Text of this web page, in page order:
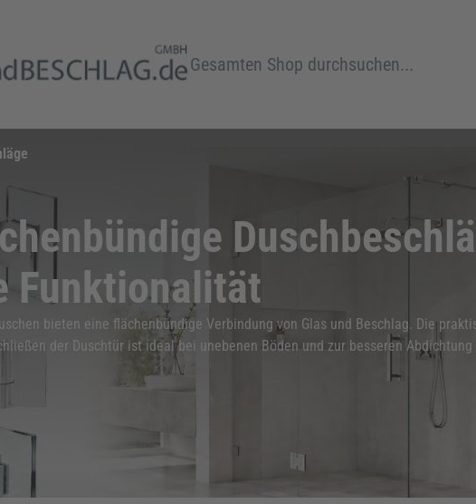
Funktionalität
bieten eine flächenbündige Verbindung von Glas und Beschlag. Die
der Duschtür ist ideal bei unebenen Böden und zur besseren